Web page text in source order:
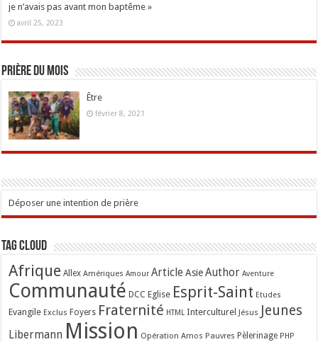
je n’avais pas avant mon baptême »
avril 25, 2023
Prière du mois
Être
février 8, 2021
Déposer une intention de prière
Tag Cloud
Afrique Allex Amériques Amour Article Asie Author Aventure
Communauté DCC Eglise Esprit-Saint Etudes
Evangile Exclus Foyers Fraternité HTML Interculturel Jésus Jeunes
Libermann Mission Opération Amos Pauvres Pèlerinage PHP